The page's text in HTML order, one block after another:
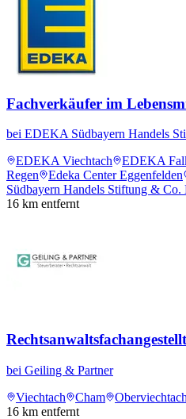
Fachverkäufer im
bei EDEKA Südbayern Handels
EDEKA Viechtach
EDEKA
Regen
Edeka Center Eggenfelden
Südbayern Handels Stiftung & Co.
16 km entfernt
bei Geiling & Partner
Viechtach
Cham Oberviechtach
16 km entfernt